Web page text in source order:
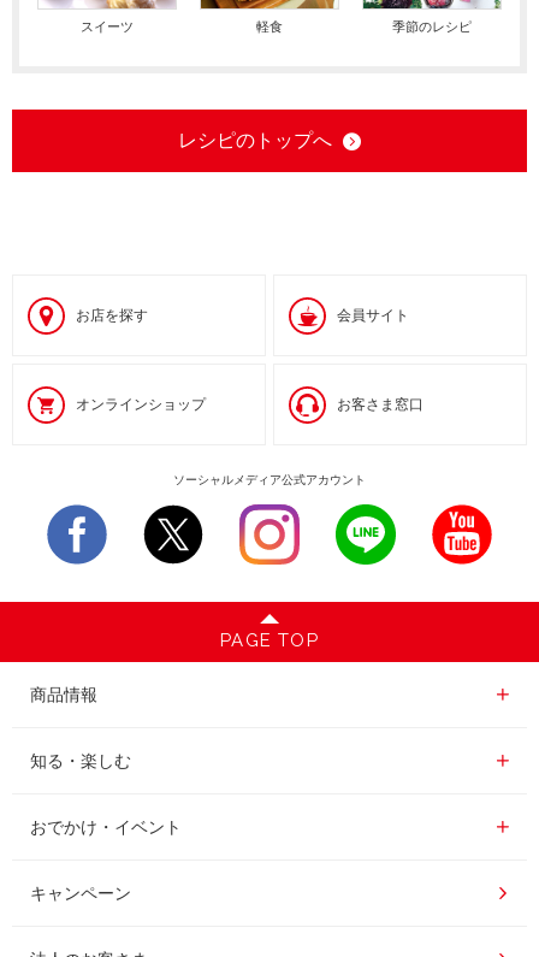
スイーツ 軽食 季節のレシピ
レシピのトップへ
お店を探す 会員サイト
オンラインショップ お客さま窓口
ソーシャルメディア公式アカウント
PAGE TOP
商品情報
商品情報一覧
レギュラーコーヒー
インスタントコーヒー
ドリップポッド
知る・楽しむ
知る・楽しむ一覧
おいしいコーヒーの淹れ方
コーヒー百科
レシピ
おでかけ・イベント
おでかけ・イベント情報一覧
UCCコーヒー博物館
UCCコーヒーアカデミー
キャンペーン